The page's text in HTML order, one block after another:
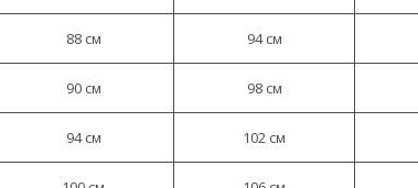
88 см 94 см
90 см 98 см
94 см 102 см